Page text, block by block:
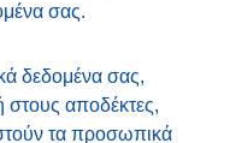
σας.
δεδομένα σας,
στους αποδέκτες,
τα προσωπικά